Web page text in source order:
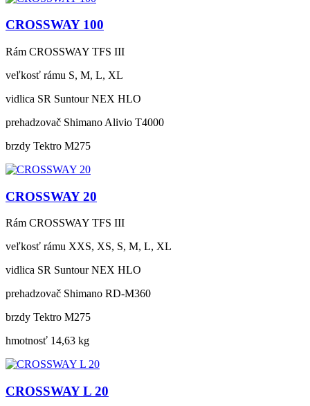
CROSSWAY 100
Rám CROSSWAY TFS III
veľkosť rámu S, M, L, XL
vidlica SR Suntour NEX HLO
prehadzovač Shimano Alivio T4000
brzdy Tektro M275
CROSSWAY 20
Rám CROSSWAY TFS III
veľkosť rámu XXS, XS, S, M, L, XL
vidlica SR Suntour NEX HLO
prehadzovač Shimano RD-M360
brzdy Tektro M275
hmotnosť 14,63 kg
CROSSWAY L 20